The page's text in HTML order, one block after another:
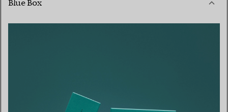
Blue Box